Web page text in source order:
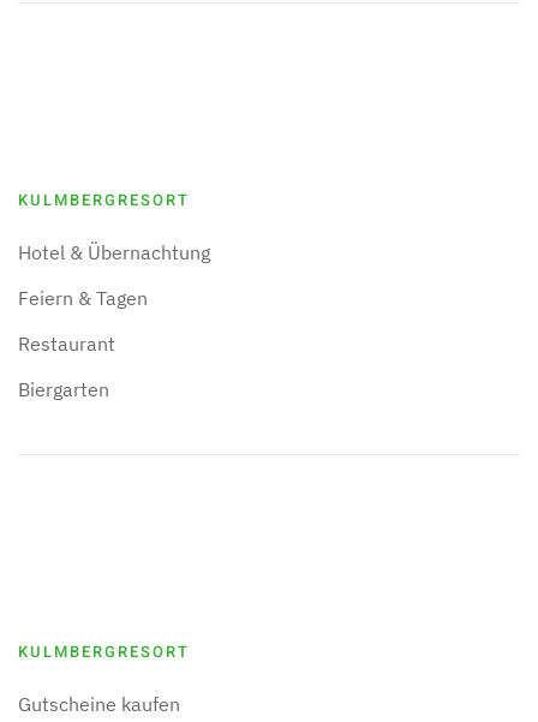
KULMBERGRESORT
Hotel & Übernachtung
Feiern & Tagen
Restaurant
Biergarten
KULMBERGRESORT
Gutscheine kaufen